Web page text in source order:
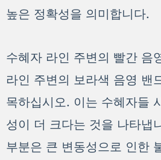
높은 정확성을 의미합니다.
수혜자 라인 주변의 빨간 음
라인 주변의 보라색 음영 밴
목하십시오. 이는 수혜자들
성이 더 크다는 것을 나타냅
부분은 큰 변동성으로 인한